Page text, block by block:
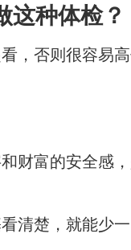
这种体检？
，否则很容易
财富的安全感
楚，就能少